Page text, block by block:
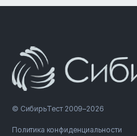
© СибирьТест 2009–2026
Политика конфиденциальности